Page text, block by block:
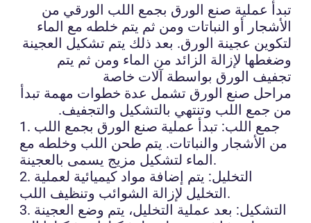
تبدأ عملية صنع الورق بجمع اللب الورقي من
الأشجار أو النباتات ومن ثم يتم خلطه مع الماء
لتكوين عجينة الورق. بعد ذلك يتم تشكيل العجينة
وضغطها لإزالة الزائد من الماء ومن ثم يتم
تجفيف الورق بواسطة آلات خاصة
مراحل صنع الورق تشمل عدة خطوات مهمة تبدأ
من جمع اللب وتنتهي بالتشكيل والتجفيف.
1. جمع اللب: تبدأ عملية صنع الورق بجمع اللب
من الأشجار والنباتات. يتم طحن اللب وخلطه مع
الماء لتشكيل مزيج يسمى بالعجينة.
2. التخليل: يتم إضافة مواد كيميائية لعملية
التخليل لإزالة الشوائب وتنظيف اللب.
3. التشكيل: بعد عملية التخليل، يتم وضع العجينة